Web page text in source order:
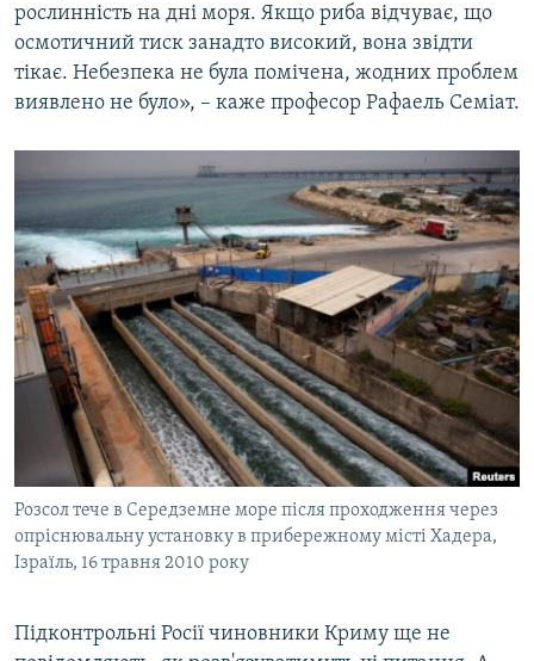
рослинність на дні моря. Якщо риба відчуває, що
осмотичний тиск занадто високий, вона звідти
тікає. Небезпека не була помічена, жодних проблем
виявлено не було», – каже професор Рафаель Семіат.
Розсол тече в Середземне море після проходження через
опріснювальну установку в прибережному місті Хадера,
Ізраїль, 16 травня 2010 року
Підконтрольні Росії чиновники Криму ще не